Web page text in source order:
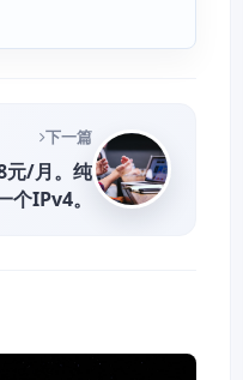
下一篇
元/月。纯
IPv4。